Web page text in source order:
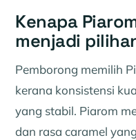
Kenapa
menjadi
Pemborong memilih
kerana konsistensi
yang stabil. Piarom
dan rasa caramel